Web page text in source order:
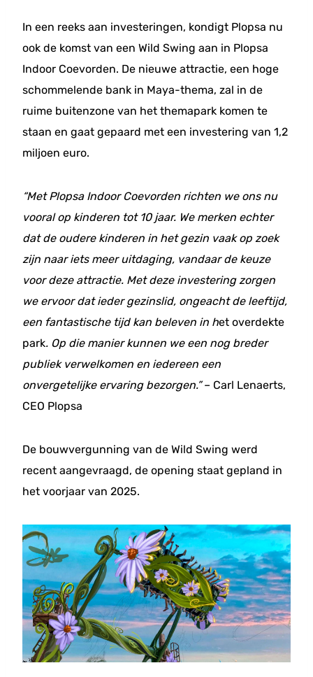
In een reeks aan investeringen, kondigt Plopsa nu
ook de komst van een Wild Swing aan in Plopsa
Indoor Coevorden. De nieuwe attractie, een hoge
schommelende bank in Maya-thema, zal in de
ruime buitenzone van het themapark komen te
staan en gaat gepaard met een investering van 1,2
miljoen euro.
“Met Plopsa Indoor Coevorden richten we ons nu
vooral op kinderen tot 10 jaar. We merken echter
dat de oudere kinderen in het gezin vaak op zoek
zijn naar iets meer uitdaging, vandaar de keuze
voor deze attractie. Met deze investering zorgen
we ervoor dat ieder gezinslid, ongeacht de leeftijd,
een fantastische tijd kan beleven in het overdekte
park. Op die manier kunnen we een nog breder
publiek verwelkomen en iedereen een
onvergetelijke ervaring bezorgen.”– Carl Lenaerts,
CEO Plopsa
De bouwvergunning van de Wild Swing werd
recent aangevraagd, de opening staat gepland in
het voorjaar van 2025.